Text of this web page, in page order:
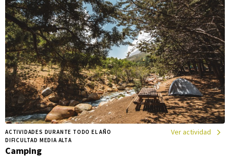
Ver actividad
ACTIVIDADES DURANTE TODO EL AÑO
DIFICULTAD MEDIA ALTA
Camping